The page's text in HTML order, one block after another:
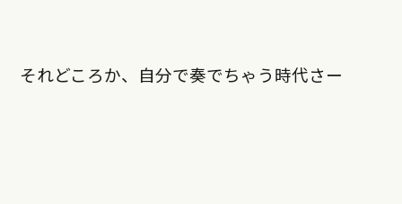
それどころか、自分で奏でちゃう時代さー